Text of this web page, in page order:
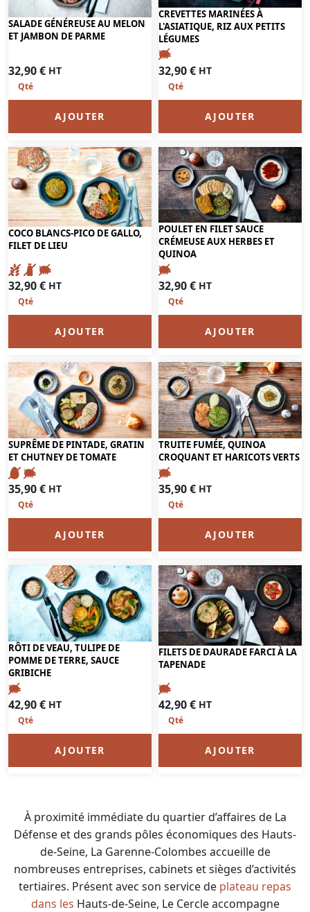
SALADE GÉNÉREUSE AU MELON
ET JAMBON DE PARME
32,90€ HT
AJOUTER
CREVETTES MARINÉES À
L'ASIATIQUE, RIZ AUX PETITS
LÉGUMES
32,90€ HT
AJOUTER
COCO BLANCS-PICO DE GALLO,
FILET DE LIEU
32,90€ HT
AJOUTER
POULET EN FILET SAUCE
CRÉMEUSE AUX HERBES ET
QUINOA
32,90€ HT
AJOUTER
SUPRÊME DE PINTADE, GRATIN
ET CHUTNEY DE TOMATE
35,90€ HT
AJOUTER
TRUITE FUMÉE, QUINOA
CROQUANT ET HARICOTS VERTS
35,90€ HT
AJOUTER
RÔTI DE VEAU, TULIPE DE
POMME DE TERRE, SAUCE
GRIBICHE
42,90€ HT
AJOUTER
FILETS DE DAURADE FARCI À LA
TAPENADE
42,90€ HT
AJOUTER
À proximité immédiate du quartier d’affaires de La
Défense et des grands pôles économiques des Hauts-
de-Seine, La Garenne-Colombes accueille de
nombreuses entreprises, cabinets et sièges d’activités
tertiaires. Présent avec son service de plateau repas
dans les Hauts-de-Seine, Le Cercle accompagne